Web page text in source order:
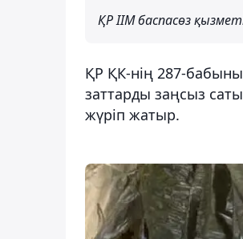
ҚР ІІМ баспасөз
ҚР ҚК-нің 287-
заттарды заңсыз
жүріп жатыр.